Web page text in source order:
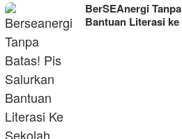
BerSEAnergi
Bantuan Literasi